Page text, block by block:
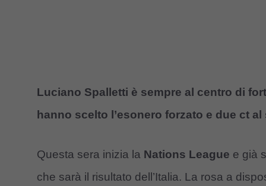
Luciano Spalletti è sempre al centro di
hanno scelto l’esonero forzato e due ct
Questa sera inizia la Nations League e già
che sarà il risultato dell’Italia. La rosa a